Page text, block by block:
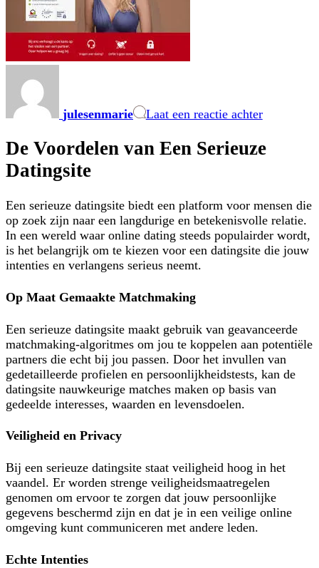
julesenmarie Laat een reactie achterKracht
Een
Relaties
De Voordelen van Een Serieuze
Datingsite
Een serieuze datingsite biedt een platform voor mensen die
op zoek zijn naar een langdurige en betekenisvolle relatie.
In een wereld waar online dating steeds populairder wordt,
is het belangrijk om te kiezen voor een datingsite die jouw
intenties en verlangens serieus neemt.
Op Maat Gemaakte Matchmaking
Een serieuze datingsite maakt gebruik van geavanceerde
matchmaking-algoritmes om jou te koppelen aan potentiële
partners die echt bij jou passen. Door het invullen van
gedetailleerde profielen en persoonlijkheidstests, kan de
datingsite nauwkeurige matches maken op basis van
gedeelde interesses, waarden en levensdoelen.
Veiligheid en Privacy
Bij een serieuze datingsite staat veiligheid hoog in het
vaandel. Er worden strenge veiligheidsmaatregelen
genomen om ervoor te zorgen dat jouw persoonlijke
gegevens beschermd zijn en dat je in een veilige online
omgeving kunt communiceren met andere leden.
Echte Intenties